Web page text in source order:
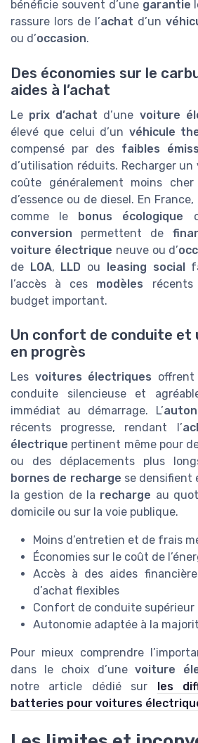
bénéficie souvent d’une garantie
rassure lors de l’achat d’un
ou d’occasion.
Des économies sur le
aides à l’achat
Le prix d’achat d’une voiture
élevé que celui d’un véhicule
compensé par des faibles
d’utilisation réduits. Recharger un
coûte généralement moins
d’essence ou de diesel. En
comme le bonus écologique
conversion permettent de
voiture électrique neuve ou d’
de LOA, LLD ou leasing social
l’accès à ces modèles récents
budget important.
Un confort de conduite et
en progrès
Les voitures électriques offrent
conduite silencieuse et
immédiat au démarrage. L’
récents progresse, rendant l’
électrique pertinent même pour
ou des déplacements plus
bornes de recharge se densifient
la gestion de la recharge au
domicile ou sur la voie publique.
Moins d’entretien et de frais
Économies sur le coût de
Accès à des aides
d’achat flexibles
Confort de conduite supérieur
Autonomie adaptée à la
Pour mieux comprendre
dans le choix d’unevoiture
notre article dédié sur les
batteries pour voitures